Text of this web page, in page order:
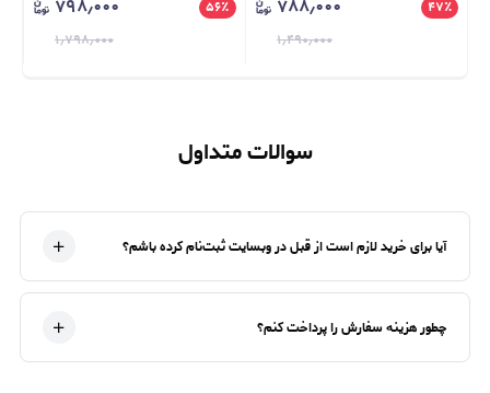
۴۷٪ ۷۸۸٫۰۰۰
۱٫۴۹۰٫۰۰۰
۵۶٪ ۷۹۸٫۰۰۰
۱٫۷۹۸٫۰۰۰
سوالات متداول
آیا برای خرید لازم است از قبل در وبسایت ثبت‌نام کرده باشم؟
چطور هزینه سفارش را پرداخت کنم؟